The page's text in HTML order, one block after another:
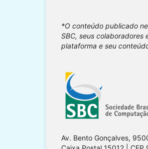
*O conteúdo publicado
SBC, seus colaboradores
plataforma e seu
Av. Bento Gonçalves,